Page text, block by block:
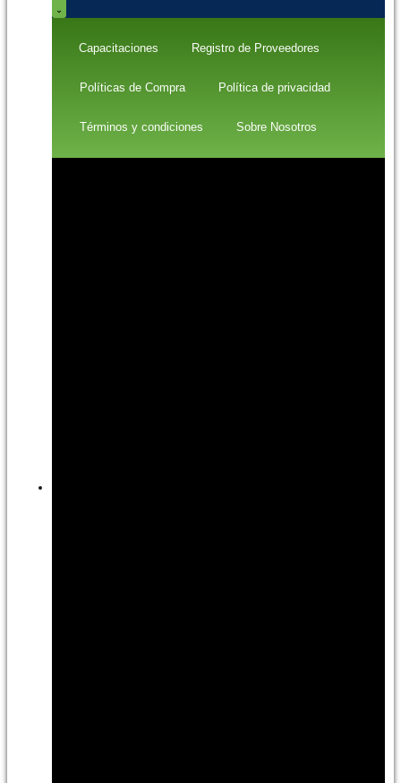
Capacitaciones Registro de Proveedores
Políticas de Compra Política de privacidad
Términos y condiciones Sobre Nosotros